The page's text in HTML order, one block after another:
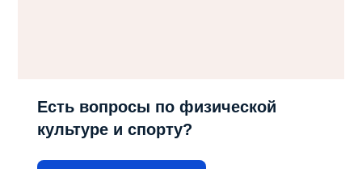
Есть вопросы по физической
культуре и спорту?